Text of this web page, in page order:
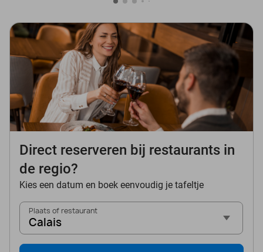
Direct reserveren bij restaurants in
de regio?
Kies een datum en boek eenvoudig je tafeltje
Plaats of restaurant
Calais